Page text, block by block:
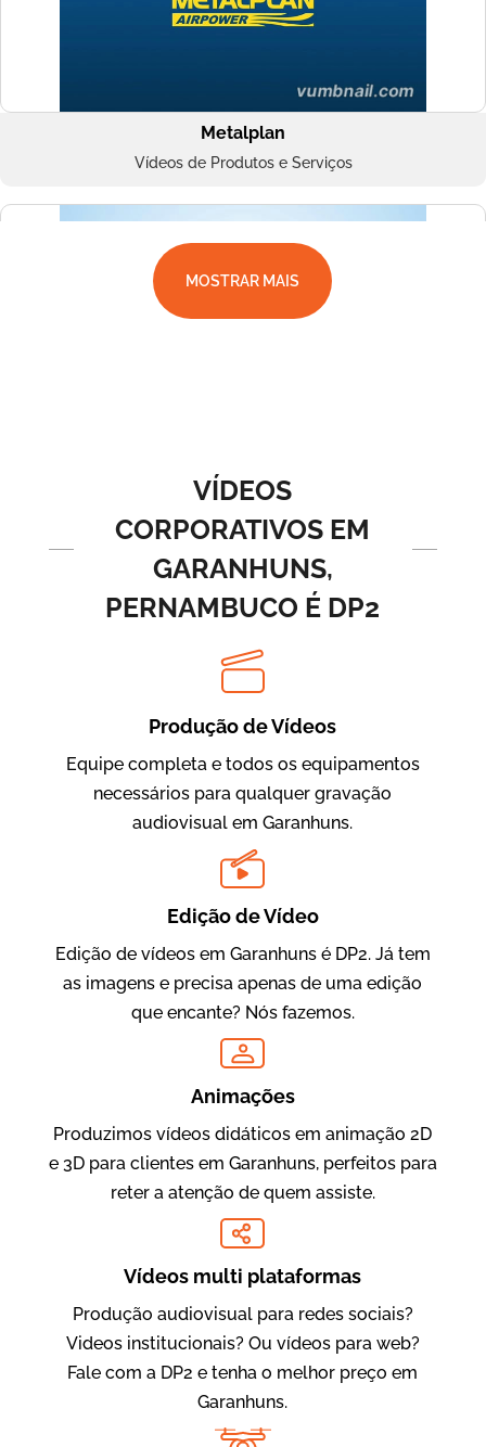
Metalplan
Vídeos de Produtos e Serviços
BRF Parceiros
Vídeos de Integração e Segurança
Vídeo Institucional
Amigo Edu
MOSTRAR MAIS
VÍDEOS
CORPORATIVOS EM
GARANHUNS,
PERNAMBUCO É DP2
Produção de Vídeos
Equipe completa e todos os equipamentos
necessários para qualquer gravação
audiovisual em Garanhuns.
Edição de Vídeo
Edição de vídeos em Garanhuns é DP2. Já tem
as imagens e precisa apenas de uma edição
que encante? Nós fazemos.
Animações
Produzimos vídeos didáticos em animação 2D
e 3D para clientes em Garanhuns, perfeitos para
reter a atenção de quem assiste.
Vídeos multi plataformas
Produção audiovisual para redes sociais?
Videos institucionais? Ou vídeos para web?
Fale com a DP2 e tenha o melhor preço em
Garanhuns.